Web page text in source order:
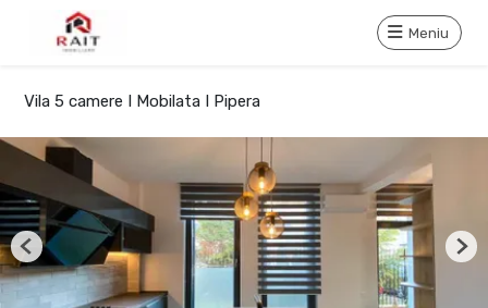
Meniu
Vila 5 camere I Mobilata I Pipera
Previous